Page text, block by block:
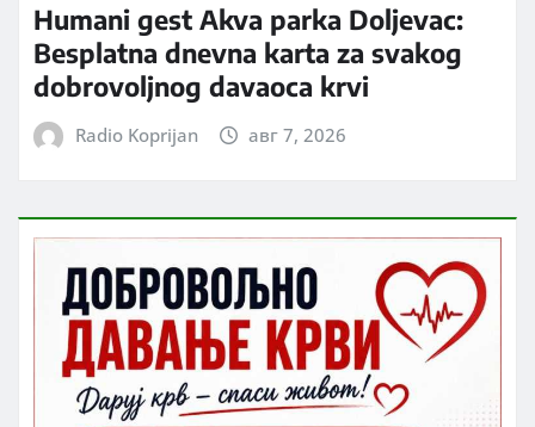
Humani gest Akva parka Doljevac:
Besplatna dnevna karta za svakog
dobrovoljnog davaoca krvi
Radio Koprijan авг 7, 2026